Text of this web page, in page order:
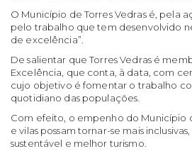
O Município de Torres Vedras é, pela
pelo trabalho que tem desenvolvido
de excelência”.
De salientar que Torres Vedras é
Excelência, que conta, à data, com
cujo objetivo é fomentar o trabalho
quotidiano das populações.
Com efeito, o empenho do Município
e vilas possam tornar-se mais
sustentável e melhor turismo.